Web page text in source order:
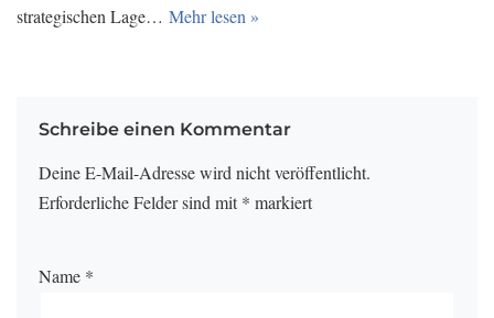
strategischen Lage… Mehr lesen »
Schreibe einen Kommentar
Deine E-Mail-Adresse wird nicht veröffentlicht.
Erforderliche Felder sind mit* markiert
Name *